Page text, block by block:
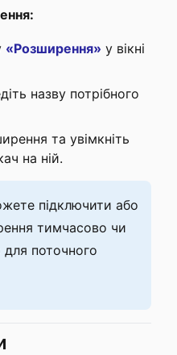
«Розширення» у вікні
назву потрібного
та увімкніть
на ній.
підключити або
тимчасово чи
поточного